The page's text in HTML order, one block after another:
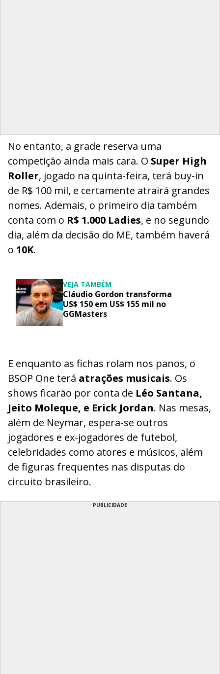
No entanto, a grade reserva uma
competição ainda mais cara. O Super High
Roller, jogado na quinta-feira, terá buy-in
de R$ 100 mil, e certamente atrairá grandes
nomes. Ademais, o primeiro dia também
conta com o R$ 1.000 Ladies, e no segundo
dia, além da decisão do ME, também haverá
o 10K.
VEJA TAMBÉM
Cláudio Gordon transforma
US$ 150 em US$ 155 mil no
GGMasters
E enquanto as fichas rolam nos panos, o
BSOP One terá atrações musicais. Os
shows ficarão por conta de Léo Santana,
Jeito Moleque, e Erick Jordan. Nas mesas,
além de Neymar, espera-se outros
jogadores e ex-jogadores de futebol,
celebridades como atores e músicos, além
de figuras frequentes nas disputas do
circuito brasileiro.
PUBLICIDADE